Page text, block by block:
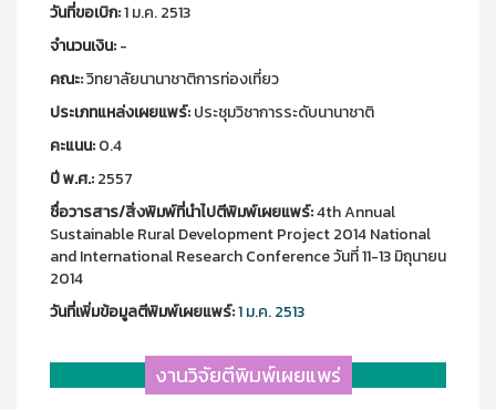
วันที่ขอเบิก:1 ม.ค. 2513
จำนวนเงิน:-
คณะ:วิทยาลัยนานาชาติการท่องเที่ยว
ประเภทแหล่งเผยแพร์:ประชุมวิชาการระดับนานาชาติ
คะแนน:0.4
ปี พ.ศ.:2557
ชื่อวารสาร/สิ่งพิมพ์ที่นำไปตีพิมพ์เผยแพร์:4th Annual
Sustainable Rural Development Project 2014 National
and International Research Conference วันที่ 11-13 มิถุนายน
2014
วันที่เพิ่มข้อมูลตีพิมพ์เผยแพร์:1 ม.ค. 2513
งานวิจัยตีพิมพ์เผยแพร่